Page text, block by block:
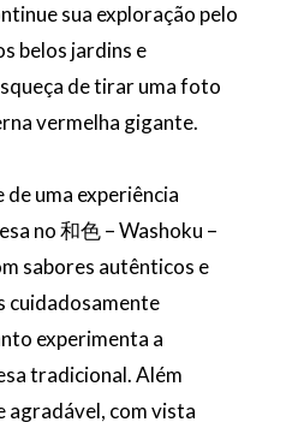
sua exploração pelo
belos jardins e
de tirar uma foto
vermelha gigante.
uma experiência
no 和色 – Washoku –
sabores autênticos e
cuidadosamente
experimenta a
tradicional. Além
agradável, com vista